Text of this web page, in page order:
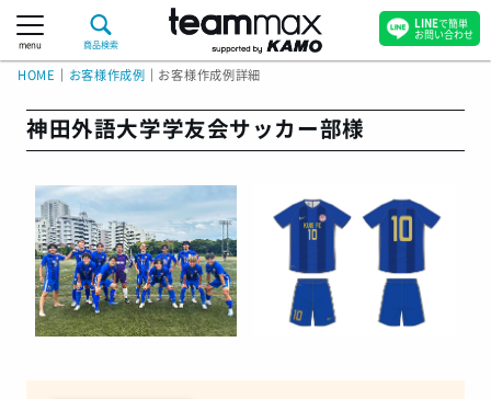
menu 商品検索
HOME お客様作成例 お客様作成例詳細
神田外語大学学友会サッカー部様
LINEで簡単
お問い合わせ